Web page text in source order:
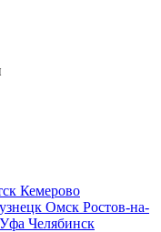
Кемерово
Омск Ростов-на-
Уфа Челябинск